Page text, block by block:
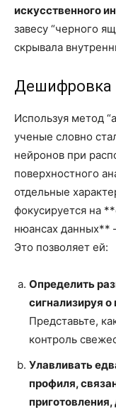
искусственного
завесу “черного
скрывала
Дешифровка
Используя метод
ученые словно
нейронов при
поверхностного
отдельные
фокусируется на
нюансах данных**
Это позволяет ей:
Определить
сигнализируя
Представьте,
контроль
Улавливать
профиля,